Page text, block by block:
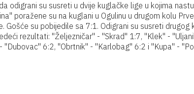
odigrani su susreti u dvije kuglačke lige u kojima
poražene su na kuglani u Ogulinu u drugom kolu
Gošće su pobijedile sa 7:1. Odigrani su susreti
rezultati: "Željezničar" - "Skrad" 1:7, "Klek" -
"Dubovac" 6:2, "Obrtnik" - "Karlobag" 6:2 i "Kupa" -